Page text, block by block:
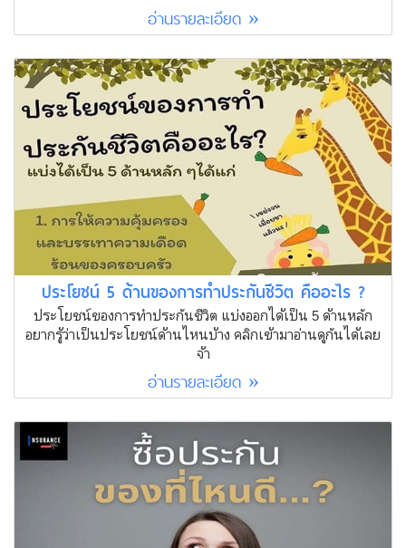
อ่านรายละเอียด »
ประโยชน์ 5 ด้านของการทำประกันชีวิต คืออะไร ?
ประโยชน์ของการทำประกันชีวิต แบ่งออกได้เป็น 5 ด้านหลัก
อยากรู้ว่าเป็นประโยชน์ด้านไหนบ้าง คลิกเข้ามาอ่านดูกันได้เลย
จ้า
อ่านรายละเอียด »